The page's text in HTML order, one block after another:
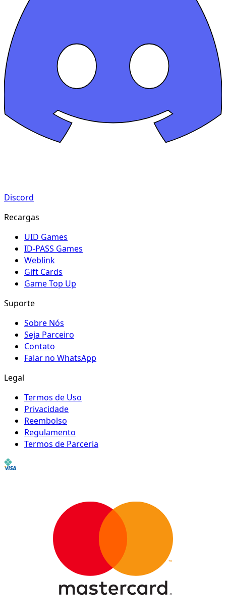
Discord
Recargas
UID Games
ID-PASS Games
Weblink
Gift Cards
Game Top Up
Suporte
Sobre Nós
Seja Parceiro
Contato
Falar no WhatsApp
Legal
Termos de Uso
Privacidade
Reembolso
Regulamento
Termos de Parceria